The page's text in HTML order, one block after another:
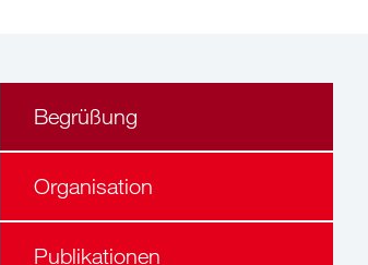
Begrüßung
Organisation
Publikationen